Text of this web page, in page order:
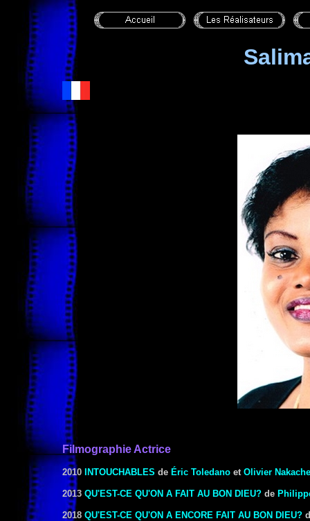
Filmographie Actrice
2010 INTOUCHABLES de Éric Toledano et Olivier Nakache
2013 QU'EST-CE QU'ON A FAIT AU BON DIEU? de
2018 QU'EST-CE QU'ON A ENCORE FAIT AU BON DIEU?